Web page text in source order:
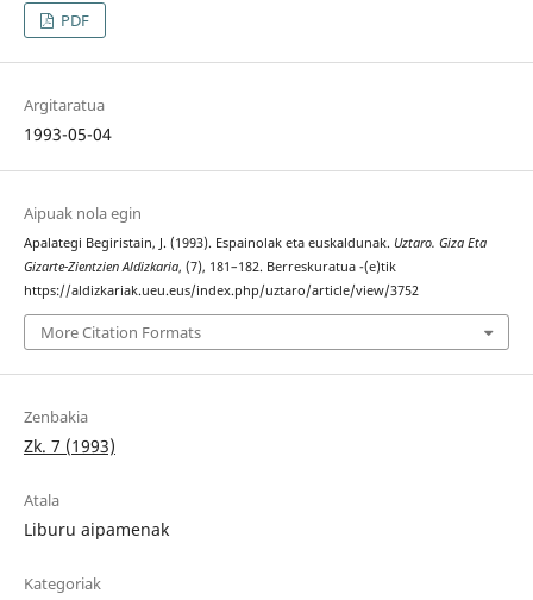
PDF
Argitaratua
1993-05-04
Aipuak nola egin
Apalategi Begiristain, J. (1993). Espainolak eta euskaldunak. Uztaro. Giza Eta
Gizarte-Zientzien Aldizkaria, (7), 181–182. Berreskuratua -(e)tik
https://aldizkariak.ueu.eus/index.php/uztaro/article/view/3752
More Citation Formats
Zenbakia
Zk. 7 (1993)
Atala
Liburu aipamenak
Kategoriak